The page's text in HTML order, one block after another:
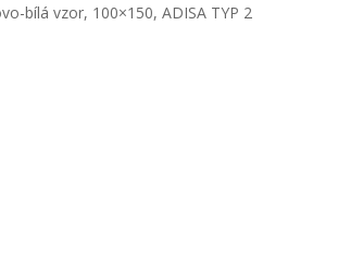
bílá vzor, 100×150, ADISA TYP 2